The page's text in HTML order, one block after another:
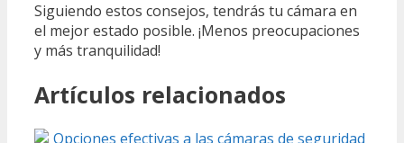
Siguiendo estos consejos, tendrás tu cámara en
el mejor estado posible. ¡Menos preocupaciones
y más tranquilidad!
Artículos relacionados